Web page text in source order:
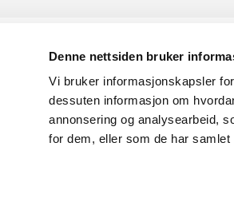
Denne nettsiden bruker
Vi bruker informasjonskapsler
dessuten informasjon om
annonsering og analysearbeid,
for dem, eller som de har
KONTAKT OSS
Kontaktinformasjon